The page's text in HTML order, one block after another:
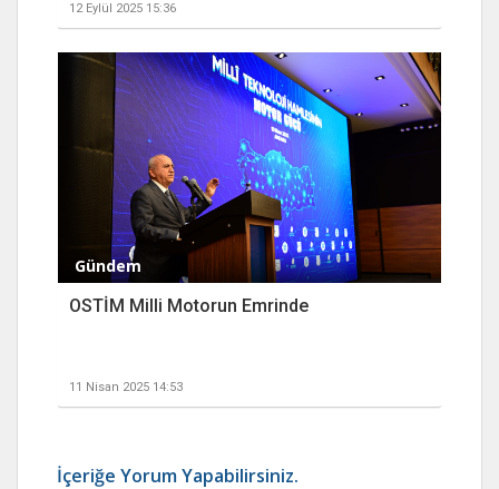
12 Eylül 2025 15:36
Gündem
OSTİM Milli Motorun Emrinde
11 Nisan 2025 14:53
İçeriğe Yorum Yapabilirsiniz.